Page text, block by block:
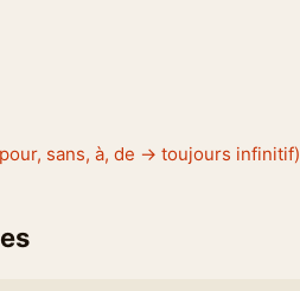
sans, à, de → toujours infinitif)